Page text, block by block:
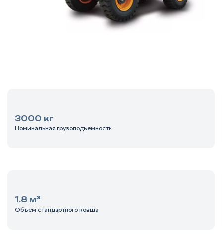
3000 кг
Номинальная грузоподъемность
1.8 м³
Объем стандартного ковша